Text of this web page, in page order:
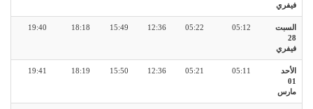
فيفري
السبت
28
فيفري
05:12
05:22
12:36
15:49
18:18
19:40
الأحد
01
مارس
05:11
05:21
12:36
15:50
18:19
19:41